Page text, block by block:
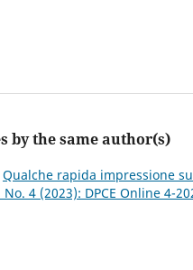
by the same author(s)
Qualche rapida impressione
4 (2023): DPCE Online 4-